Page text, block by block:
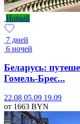
Новый
7 дней
6 ночей
Беларусь:
Гомель-Брес...
22.08 05.09 19.09
от 1663 BYN